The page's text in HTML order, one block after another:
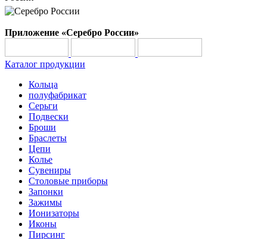
Приложение «Серебро России»
Каталог продукции
Кольца
полуфабрикат
Серьги
Подвески
Броши
Браслеты
Цепи
Колье
Сувениры
Столовые приборы
Запонки
Зажимы
Ионизаторы
Иконы
Пирсинг